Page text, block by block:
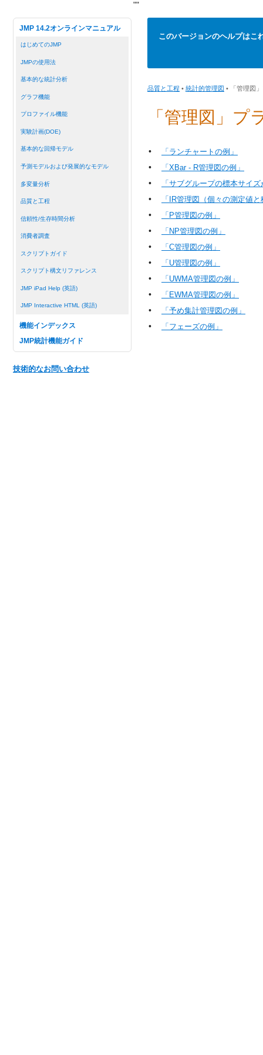
JMP 14.2オンラインマニュアル
はじめてのJMP
JMPの使用法
基本的な統計分析
グラフ機能
プロファイル機能
実験計画(DOE)
基本的な回帰モデル
予測モデルおよび発展的なモデル
多変量分析
品質と工程
信頼性/生存時間分析
消費者調査
スクリプトガイド
スクリプト構文リファレンス
JMP iPad Help (英語)
JMP Interactive HTML (英語)
機能インデックス
JMP統計機能ガイド
技術的なお問い合わせ
このバージョンのヘルプはこ
品質と工程 • 統計的管理図 • 「管理図
「管理図」プ
• 「ランチャートの例」
• 「XBar - R管理図の例」
• 「サブグループの標本サイ
• 「IR管理図（個々の測定値
• 「P管理図の例」
• 「NP管理図の例」
• 「C管理図の例」
• 「U管理図の例」
• 「UWMA管理図の例」
• 「EWMA管理図の例」
• 「予め集計管理図の例」
• 「フェーズの例」
""